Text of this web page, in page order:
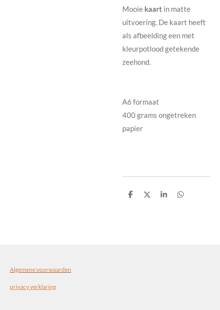
Mooie kaart in matte
uitvoering. De kaart heeft
als afbeelding een met
kleurpotlood getekende
zeehond.
A6 formaat
400 grams ongetreken
papier
D
D
S
D
Algemene voorwaarden
privacy verklaring